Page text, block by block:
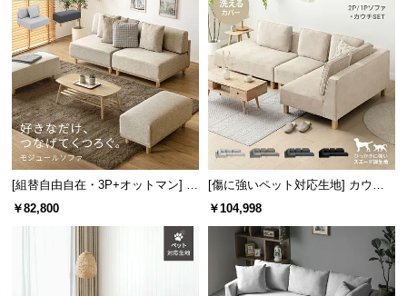
[組替自由自在・3P+オットマン] モ
ジュールソファ アームレス 天然木
￥82,800
[傷に強いペット対応生地] カウチ
ソファセット 組替自由自在（カウ
￥104,998